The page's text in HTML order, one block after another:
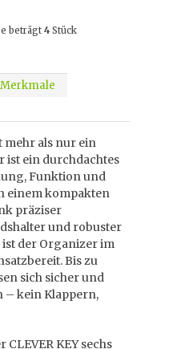
beträgt 4 Stück
Merkmale
mehr als nur ein
ist ein durchdachtes
Funktion und
einem kompakten
präziser
und robuster
der Organizer im
Bis zu
sich sicher und
– kein Klappern,
KEY sechs